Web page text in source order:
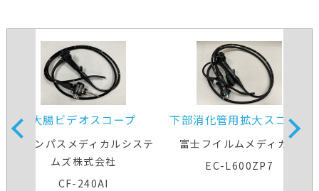
大腸ビデオスコープ
オリンパスメディカルシステ
ムズ株式会社
CF-240AI
下部消化管用拡大スコープ
富士フイルムメディカル
EC-L600ZP7